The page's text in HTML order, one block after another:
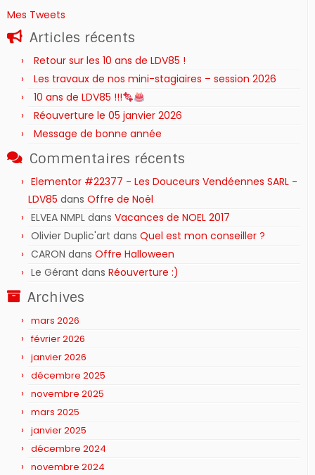
Mes Tweets
Articles récents
Retour sur les 10 ans de LDV85 !
Les travaux de nos mini-stagiaires – session 2026 ‍‍‍‍‍
10 ans de LDV85 !!!
Réouverture le 05 janvier 2026
Message de bonne année
Commentaires récents
Elementor #22377 - Les Douceurs Vendéennes SARL -
LDV85 dans Offre de Noël
ELVEA NMPL dans Vacances de NOEL 2017
Olivier Duplic'art dans Quel est mon conseiller ?
CARON dans Offre Halloween
Le Gérant dans Réouverture :)
Archives
mars 2026
février 2026
janvier 2026
décembre 2025
novembre 2025
mars 2025
janvier 2025
décembre 2024
novembre 2024